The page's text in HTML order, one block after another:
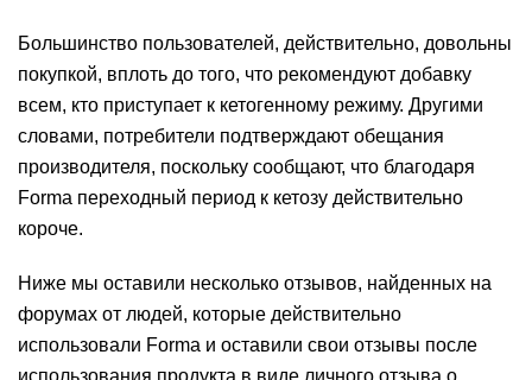
Большинство пользователей, действительно, довольны
покупкой, вплоть до того, что рекомендуют добавку
всем, кто приступает к кетогенному режиму. Другими
словами, потребители подтверждают обещания
производителя, поскольку сообщают, что благодаря
Forma переходный период к кетозу действительно
короче.
Ниже мы оставили несколько отзывов, найденных на
форумах от людей, которые действительно
использовали Forma и оставили свои отзывы после
использования продукта в виде личного отзыва о